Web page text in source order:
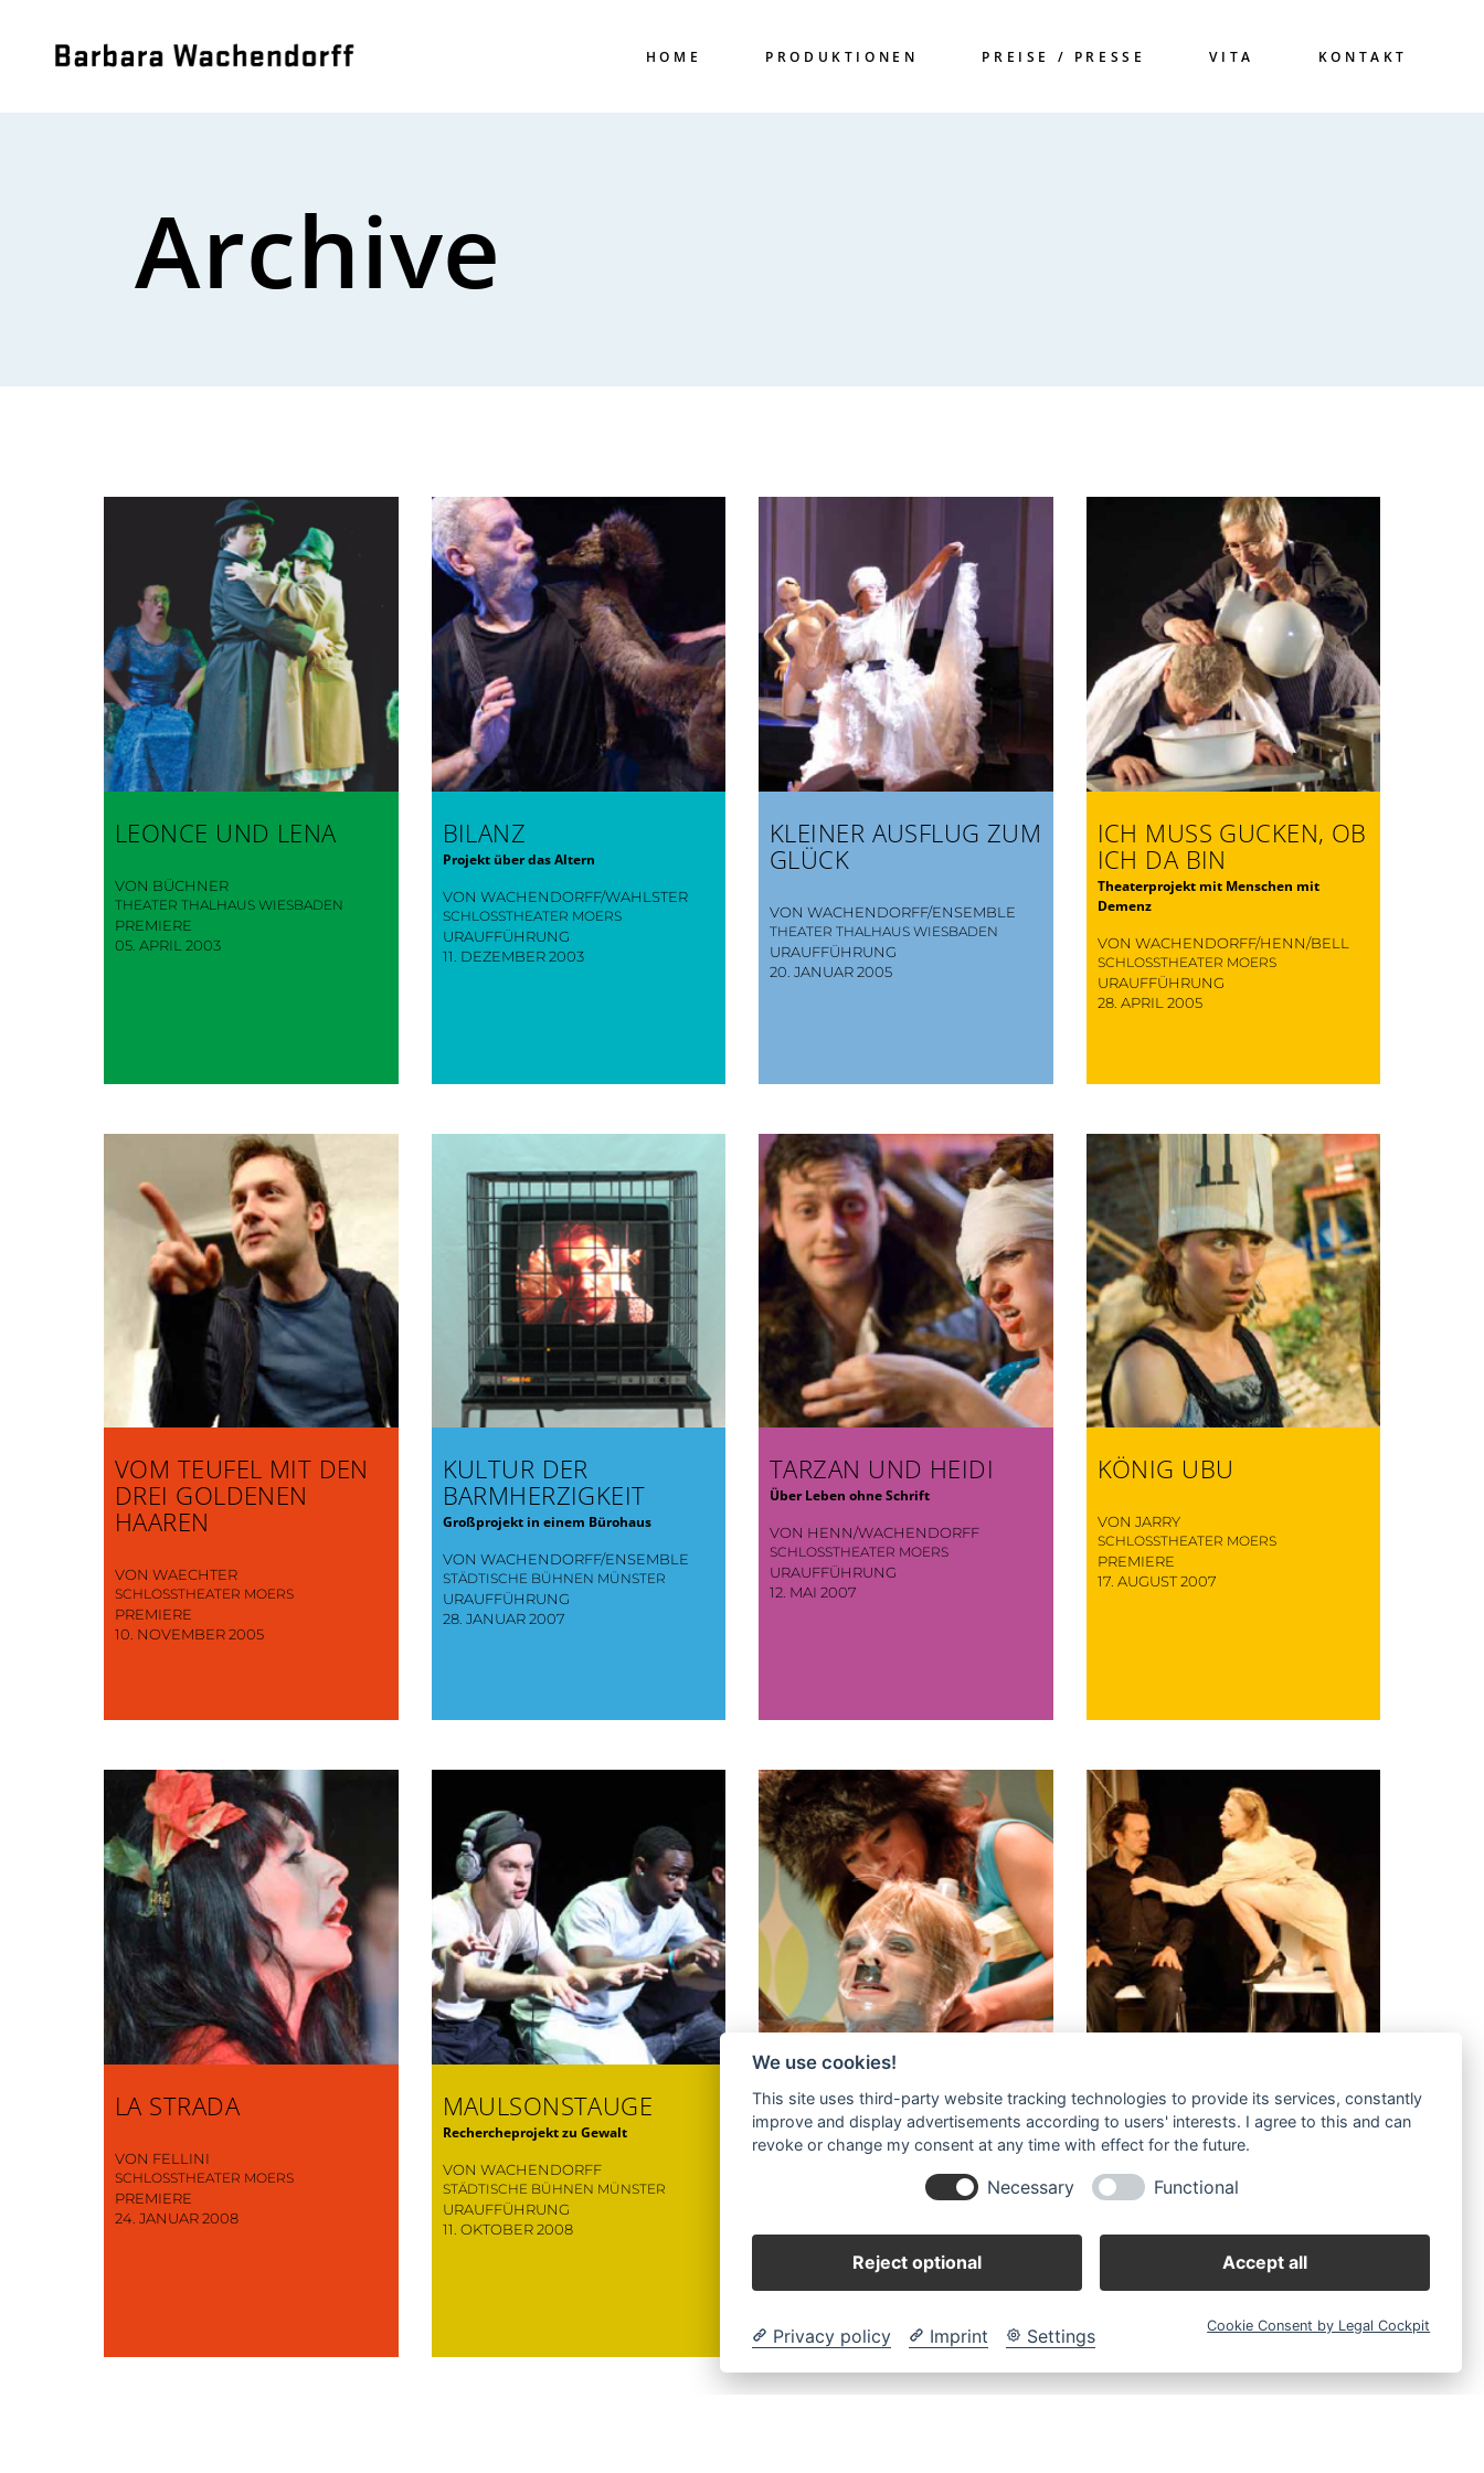
HOME PRODUKTIONEN PREISE / PRESSE VITA KONTAKT
Archive
LEONCE UND LENA
VON BÜCHNER
THEATER THALHAUS WIESBADEN
PREMIERE
05. APRIL 2003
BILANZ
Projekt über das Altern
VON WACHENDORFF/WAHLSTER
SCHLOSSTHEATER MOERS
URAUFFÜHRUNG
11. DEZEMBER 2003
KLEINER AUSFLUG ZUM
GLÜCK
VON WACHENDORFF/ENSEMBLE
THEATER THALHAUS WIESBADEN
URAUFFÜHRUNG
20. JANUAR 2005
ICH MUSS GUCKEN, OB
ICH DA BIN
Theaterprojekt mit Menschen mit
Demenz
VON WACHENDORFF/HENN/BELL
SCHLOSSTHEATER MOERS
URAUFFÜHRUNG
28. APRIL 2005
VOM TEUFEL MIT DEN
DREI GOLDENEN
HAAREN
VON WAECHTER
SCHLOSSTHEATER MOERS
PREMIERE
10. NOVEMBER 2005
KULTUR DER
BARMHERZIGKEIT
Großprojekt in einem Bürohaus
VON WACHENDORFF/ENSEMBLE
STÄDTISCHE BÜHNEN MÜNSTER
URAUFFÜHRUNG
28. JANUAR 2007
TARZAN UND HEIDI
Über Leben ohne Schrift
VON HENN/WACHENDORFF
SCHLOSSTHEATER MOERS
URAUFFÜHRUNG
12. MAI 2007
KÖNIG UBU
VON JARRY
SCHLOSSTHEATER MOERS
PREMIERE
17. AUGUST 2007
LA STRADA
VON FELLINI
SCHLOSSTHEATER MOERS
PREMIERE
24. JANUAR 2008
MAULSONSTAUGE
Rechercheprojekt zu Gewalt
VON WACHENDORFF
STÄDTISCHE BÜHNEN MÜNSTER
URAUFFÜHRUNG
11. OKTOBER 2008
DIE PRÄSIDENTINNEN
VON SCHWAB
SCHLOSSTHEATER MOERS
VERGISSMEINNICHT
Theatrales Spiegelkabinett zu Demenz
SCHLOSSTHEATER MOERS
We use cookies!
This site uses third-party website tracking technologies to provide its services, constantly
improve and display advertisements according to users' interests. I agree to this and can
revoke or change my consent at any time with effect for the future.
Necessary Functional
Reject optional Accept all
Privacy policy Imprint Settings Cookie Consent by Legal Cockpit